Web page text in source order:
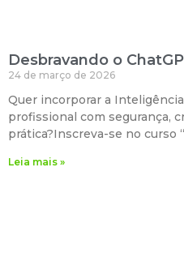
Desbravando o
24 de março de 2026
Quer incorporar a
profissional com segurança,
prática?Inscreva-se no curso
pelo Dr. Antônio Toledo —
Leia mais »